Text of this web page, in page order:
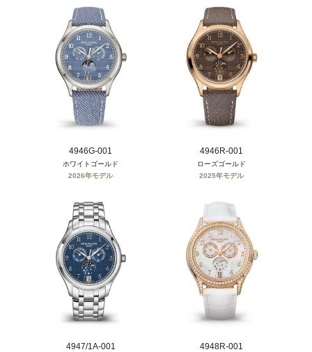
4946G-001
ホワイトゴールド
2026年モデル
4946R-001
ローズゴールド
2025年モデル
4947/1A-001 4948R-001